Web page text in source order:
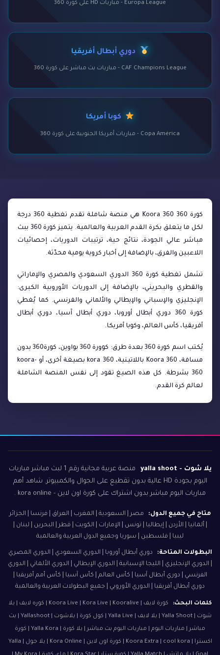
Europa League - مباريات HD على كورة 360
دوري أبطال أفريقيا
CAF Champions League - مباريات بث مباشر على كورة 360
كوبا أمريكا
Copa América - مباريات أمريكا الجنوبية على كورة 360
كورة 360 Koora 360 هي منصة شاملة تقدم تغطية 360 درجة
لكل ما يتعلق بكرة القدم العربية والعالمية. يتميز كورة 360 ببث
مباشر عالي الجودة، نتائج حية، ترتيبات الدوريات، إحصائيات
اللاعبين والفرق، بالإضافة إلى أخبار كروية يومية محدّثة.
تشمل تغطية كورة 360 الدوري السعودي والمصري والإماراتي
والقطري والبحريني، بالإضافة إلى الدوريات الأوروبية الكبرى:
الإنجليزي والإسباني والإيطالي والألماني والفرنسي. كما يُغطي
كورة 360 دوري أبطال أوروبا، دوري أبطال آسيا، دوري أبطال
أفريقيا، كأس العالم، وكوبا أمريكا.
يُكتب اسم كورة 360 بعدة طرق: كوورة 360 بواوين، كورة360 بدون
مسافة، Koora 360 باللاتينية، kora 360 بصيغة أخرى، أو koora-
360 بشرطة. كل هذه الصيغ تقود إلى نفس المنصة الشاملة
لعالم كرة القدم.
يلا شوت - yalla shoot
منصة عربية مجانية رقم 1 لبث مباشر مباريات
اليوم بجودة HD عالية بدون تقطيع على الجوال والكمبيوتر. شاهد أهم
مباريات اليوم مباشر بدون اشتراك على كورة اون لاين - kora online .
متاح في جميع الدول:
مصر | السعودية | المغرب | العراق | فرنسا | الجزائر
| ألمانيا | الأردن | إيطاليا | تونس | الإمارات | الكويت | قطر | البحرين | لبنان |
ليبيا | فلسطين | سوريا وجميع الدول العربية والعالمية
البطولات المتاحة:
دوري أبطال أوروبا | الدوري السعودي | الدوري المصري
| الدوري الإنجليزي | الليجا الإسبانية | الدوري الإيطالي | الدوري الألماني | الدوري
الفرنسي | دوري أبطال آسيا | كأس العالم | كأس آسيا | كأس أمم أفريقيا |
دوري أبطال أفريقيا | الدوري الأوروبي | جميع البطولات العربية والعالمية
كلمات البحث:
كورة لايف | Koora Live | Kora Live | Kooralive | كوره لايف | يلا
شوت | Yalla Shoot | يلا لايف | Yalla Live | كول كورة | يلاشوت | Yallashoot | بث
مباشر | مباريات اليوم | مباريات اليوم بث مباشر | يلا كورة | Yalla Kora | كورة
اكسترا | Koora Extra | cool kora | كورة اون لاين | Kora Online | يلا جول | Yalla